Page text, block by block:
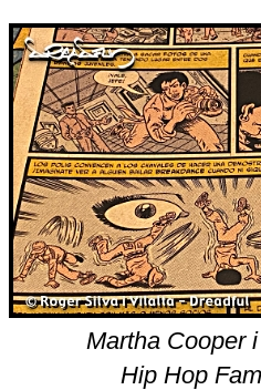
Martha Cooper
Hip Hop